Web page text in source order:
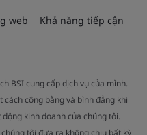
web Khả năng tiếp cận
BSI cung cấp dịch vụ của mình.
công bằng và bình đẳng khi
kinh doanh của chúng tôi.
tôi đưa ra không chịu bất kỳ